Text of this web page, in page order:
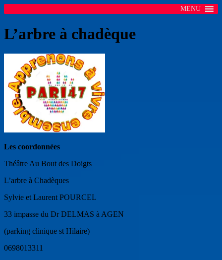
MENU
L’arbre à chadèque
Les coordonnées
Théâtre Au Bout des Doigts
L’arbre à Chadèques
Sylvie et Laurent POURCEL
33 impasse du Dr DELMAS à AGEN
(parking clinique st Hilaire)
0698013311